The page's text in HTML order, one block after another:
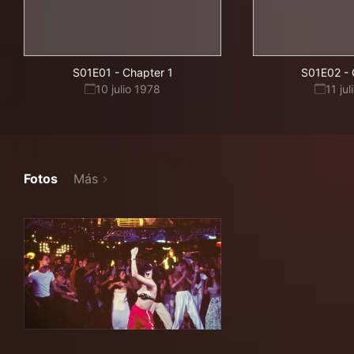
S01E01 - Chapter 1
10 julio 1978
S01E02-
11
Fotos Más